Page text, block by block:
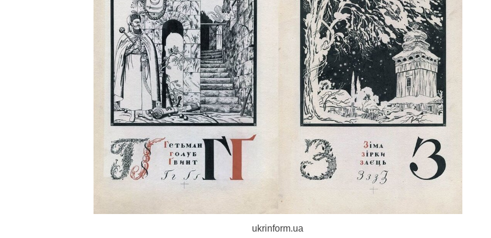
ukrinform.ua